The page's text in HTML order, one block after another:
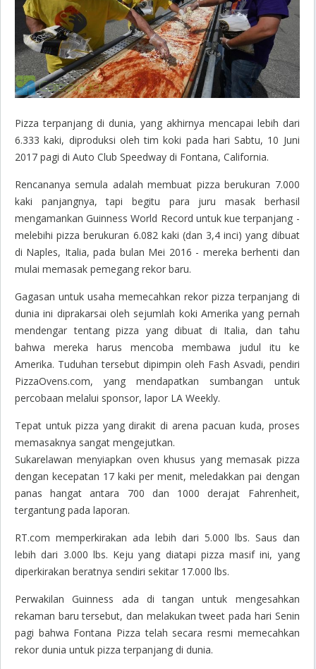
Pizza terpanjang di dunia, yang akhirnya mencapai lebih dari
6.333 kaki, diproduksi oleh tim koki pada hari Sabtu, 10 Juni
2017 pagi di Auto Club Speedway di Fontana, California.
Rencananya semula adalah membuat pizza berukuran 7.000
kaki panjangnya, tapi begitu para juru masak berhasil
mengamankan Guinness World Record untuk kue terpanjang -
melebihi pizza berukuran 6.082 kaki (dan 3,4 inci) yang dibuat
di Naples, Italia, pada bulan Mei 2016 - mereka berhenti dan
mulai memasak pemegang rekor baru.
Gagasan untuk usaha memecahkan rekor pizza terpanjang di
dunia ini diprakarsai oleh sejumlah koki Amerika yang pernah
mendengar tentang pizza yang dibuat di Italia, dan tahu
bahwa mereka harus mencoba membawa judul itu ke
Amerika. Tuduhan tersebut dipimpin oleh Fash Asvadi, pendiri
PizzaOvens.com, yang mendapatkan sumbangan untuk
percobaan melalui sponsor, lapor LA Weekly.
Tepat untuk pizza yang dirakit di arena pacuan kuda, proses
memasaknya sangat mengejutkan.
Sukarelawan menyiapkan oven khusus yang memasak pizza
dengan kecepatan 17 kaki per menit, meledakkan pai dengan
panas hangat antara 700 dan 1000 derajat Fahrenheit,
tergantung pada laporan.
RT.com memperkirakan ada lebih dari 5.000 lbs. Saus dan
lebih dari 3.000 lbs. Keju yang diatapi pizza masif ini, yang
diperkirakan beratnya sendiri sekitar 17.000 lbs.
Perwakilan Guinness ada di tangan untuk mengesahkan
rekaman baru tersebut, dan melakukan tweet pada hari Senin
pagi bahwa Fontana Pizza telah secara resmi memecahkan
rekor dunia untuk pizza terpanjang di dunia.